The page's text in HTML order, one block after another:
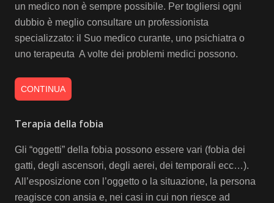
un medico non è sempre possibile. Per togliersi ogni
dubbio è meglio consultare un professionista
specializzato: il Suo medico curante, uno psichiatra o
uno terapeuta A volte dei problemi medici possono.
CONTINUA
Terapia della fobia
Gli “oggetti” della fobia possono essere vari (fobia dei
gatti, degli ascensori, degli aerei, dei temporali ecc…).
All’esposizione con l’oggetto o la situazione, la persona
reagisce con ansia e, nei casi in cui non riesce ad